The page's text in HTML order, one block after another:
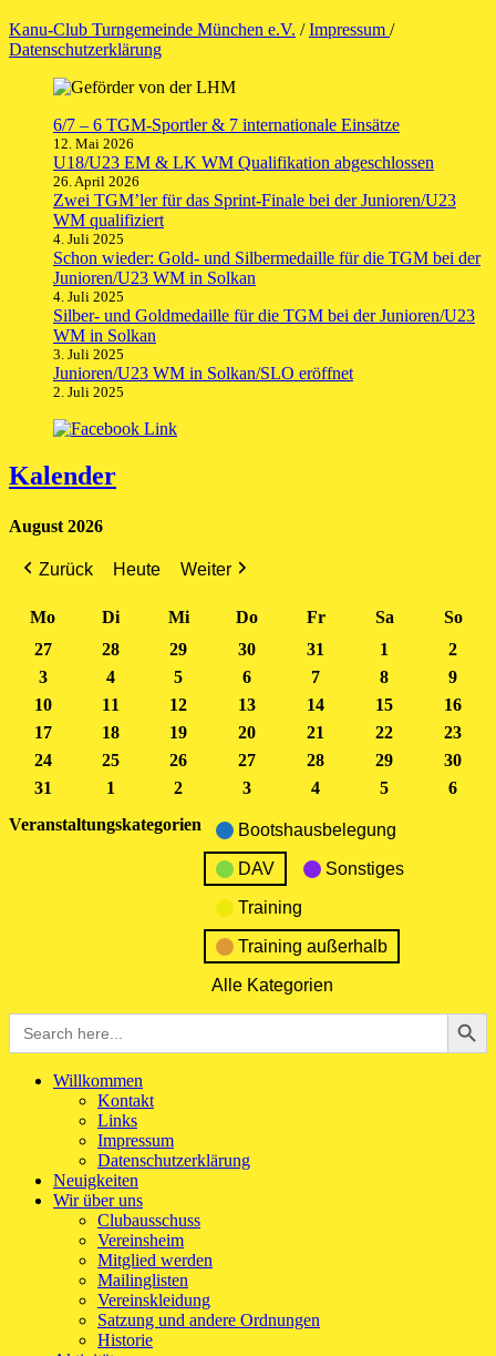
Kanu-Club Turngemeinde München e.V. /Impressum /
Datenschutzerklärung
6/7 – 6 TGM-Sportler & 7 internationale Einsätze
12. Mai 2026
U18/U23 EM & LK WM Qualifikation abgeschlossen
26. April 2026
Zwei TGM’ler für das Sprint-Finale bei der Junioren/U23
WM qualifiziert
4. Juli 2025
Schon wieder: Gold- und Silbermedaille für die TGM bei der
Junioren/U23 WM in Solkan
4. Juli 2025
Silber- und Goldmedaille für die TGM bei der Junioren/U23
WM in Solkan
3. Juli 2025
Junioren/U23 WM in Solkan/SLO eröffnet
2. Juli 2025
Kalender
August 2026
Zurück Heute Weiter
Mo Montag
DiDienstag
MiMittwoch
Do Donnerstag
FrFreitagSaSamstag
So
2727.
2026
2828.
2026
29 30 31 1
2026
2
2026
33.
August
2026
44.
August
2026
5
August
2026
6
August
2026
7
August
2026
8
August
2026
9
2026
1010.
August
2026
1111.
August
2026
12
August
13
August
14
August
15
August
16
1717.
August
2026
1818.
August
19
August
20
August
21
August
22
August
23
2424.
August
2026
2525.
2026
26 27 28 29 30
3131.
August
11.
September
2
September
3 4 5
2026
6
Veranstaltungskategorien Bootshausbelegung
DAV Sonstiges
Training
Training außerhalb
Alle Kategorien
Search
for:
Search Button
Willkommen
Kontakt
Links
Impressum
Datenschutzerklärung
Neuigkeiten
Wir über uns
Clubausschuss
Vereinsheim
Mitglied werden
Mailinglisten
Vereinskleidung
Satzung und andere Ordnungen
Historie